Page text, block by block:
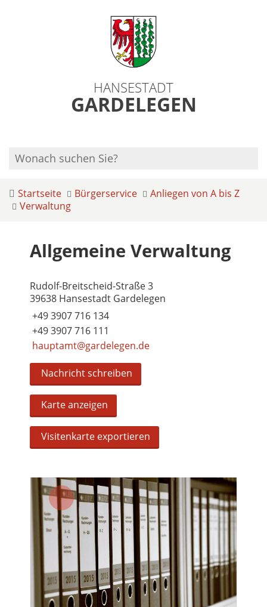
HANSESTADT
GARDELEGEN
Startseite Bürgerservice
Anliegen von A bis Z
Verwaltung
Allgemeine Verwaltung
Rudolf-Breitscheid-Straße 3
39638 Hansestadt Gardelegen
+49 3907 716 134
+49 3907 716 111
hauptamt@gardelegen.de
Nachricht schreiben
Karte anzeigen
Visitenkarte exportieren